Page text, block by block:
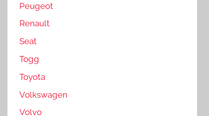
Peugeot
Renault
Seat
Togg
Toyota
Volkswagen
Volvo